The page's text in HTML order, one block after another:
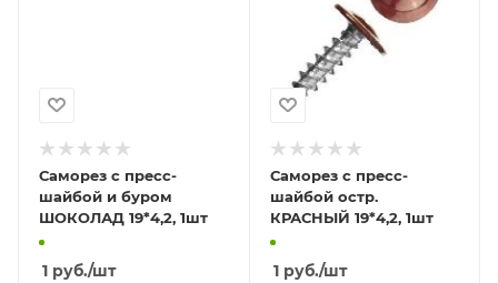
Саморез с пресс-
шайбой и буром
ШОКОЛАД 19*4,2, 1шт
1 руб./шт
Саморез с пресс-
шайбой остр.
КРАСНЫЙ 19*4,2, 1шт
1руб./шт